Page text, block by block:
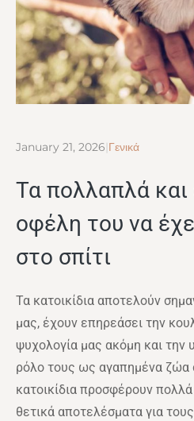
January 21, 2026 Γενικά
Τα πολλαπλά και
οφέλη του να
στο σπίτι
Τα κατοικίδια αποτελούν
μας, έχουν επηρεάσει την
ψυχολογία μας ακόμη και την
ρόλο τους ως αγαπημένα ζώα
κατοικίδια προσφέρουν
θετικά αποτελέσματα για